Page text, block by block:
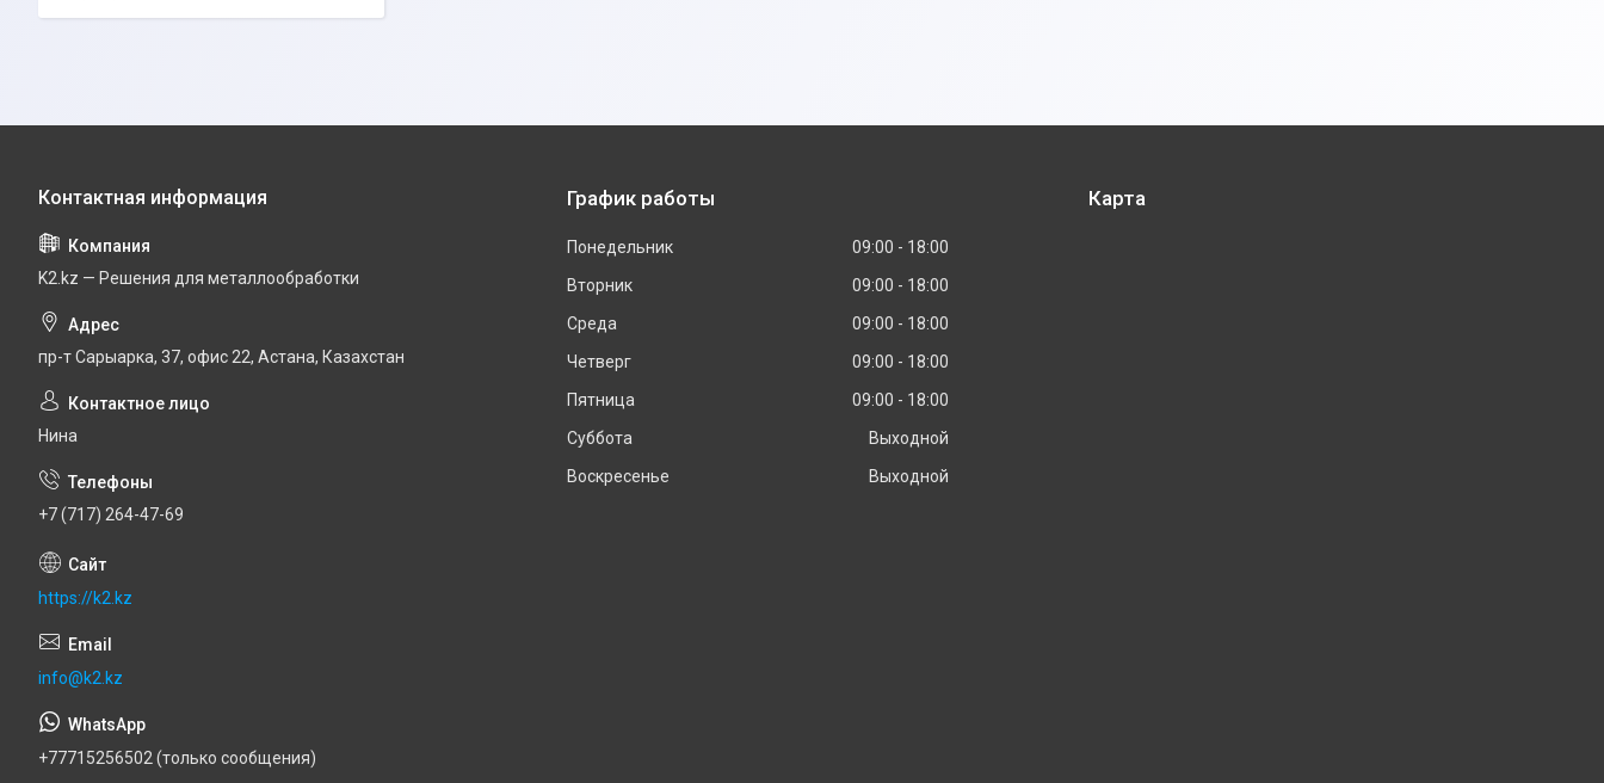
K2.kz — Решения для металлообработки
пр-т Сарыарка, 37, офис 22, Астана, Казахстан
Нина
+7 (717) 264-47-69
https://k2.kz
info@k2.kz
+77715256502 (только сообщения)
График работы
Понедельник 09:00
18:00
Вторник
09:00
18:00
Среда
09:00
18:00
Четверг
09:00
18:00
Пятница
09:00
18:00
Суббота
Выходной
Воскресенье
Выходной
Карта